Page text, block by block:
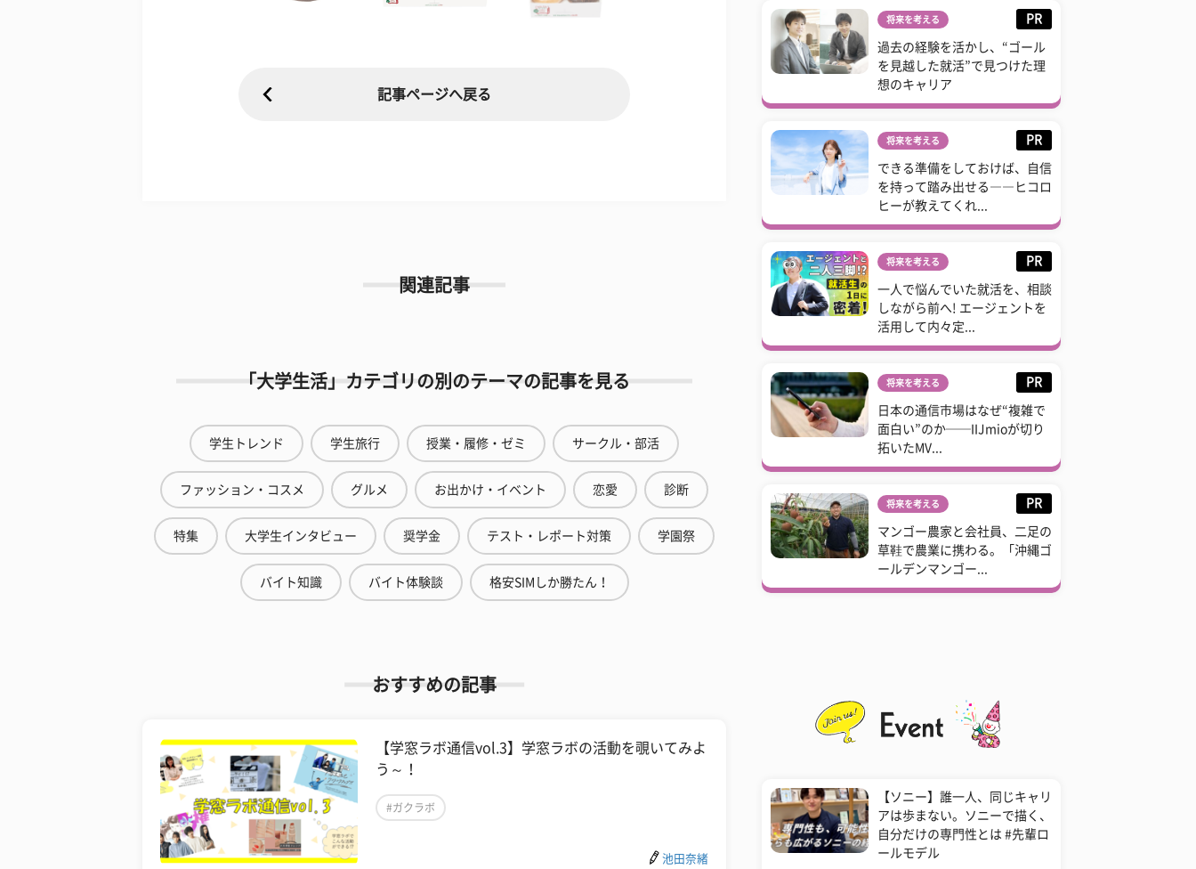
記事ページへ戻る
関連記事
「大学生活」カテゴリの別のテーマの記事を見る
学生トレンド 学生旅行 授業・履修・ゼミ サークル・部活
ファッション・コスメ グルメ お出かけ・イベント 恋愛 診断
特集 大学生インタビュー 奨学金 テスト・レポート対策 学園祭
バイト知識 バイト体験談 格安SIMしか勝たん！
おすすめの記事
【学窓ラボ通信vol.3】学窓ラボの活動を覗いてみよ
う～！
#ガクラボ
池田奈緒
将来を考える PR
過去の経験を活かし、“ゴール
を見越した就活”で見つけた理
想のキャリア
将来を考える PR
できる準備をしておけば、自信
を持って踏み出せる――ヒコロ
ヒーが教えてくれ...
将来を考える PR
一人で悩んでいた就活を、相談
しながら前へ! エージェントを
活用して内々定...
将来を考える PR
日本の通信市場はなぜ“複雑で
面白い”のか──IIJmioが切り
拓いたMV...
将来を考える PR
マンゴー農家と会社員、二足の
草鞋で農業に携わる。「沖縄ゴ
ールデンマンゴー...
【ソニー】誰一人、同じキャリ
アは歩まない。ソニーで描く、
自分だけの専門性とは #先輩ロ
ールモデル